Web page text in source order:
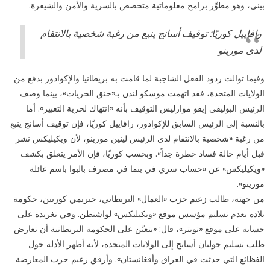
بيني، وهو مطوِّر برامج معلوماتية متخصص بالسرية والأمن والشيفرة.
رافاييل كوريّا: توقيف أسانج ينبع من رغبة شخصية بالانتقام
لدى مورينو
وفيما توالت ردود الفعل الشاجبة لما قامت به بريطانيا والإكوادور بدفع من
الولايات المتحدة، فقد اتهمت موسكو لندن بـ«خنق الحريات»، بينما وصف
الرئيس البوليفي إيفو موارليس التوقيف بأنه «انتهاك لحرية التعبير». أما
بالنسبة إلى الرئيس السابق للإكوادور، رافاييل كوريّا، فإن توقيف أسانج ينبع
من رغبة «شخصية بالانتقام لدى الرئيس لينين مورينو، لأن ويكيليكس نشر
قبل أيام حالة فساد خطرة جداً». وبحسب كوريّا، فإن الأمر يتعلق بكشف
«ويكيليكس» عن «حساب سري في بنما في مصرف بالبوا باسم عائلة
مورينو».
من جهته، طالب زعيم حزب «العمال» البريطاني، جيريمي كوربين، حكومة
بلاده بعدم تسليم مؤسس موقع «ويكيليكس» لواشنطن. وفي تغريدة على
حسابه على موقع «تويتر»، قال: «يتعيّن على الحكومة البريطانية أن تعارض
طلب تسليم جوليان أسانج إلى الولايات المتحدة، لأنه أظهر الأدلة حول
الفظائع التي حدثت في العراق وأفغانستان». وأرفق زعيم حزب المعارضة